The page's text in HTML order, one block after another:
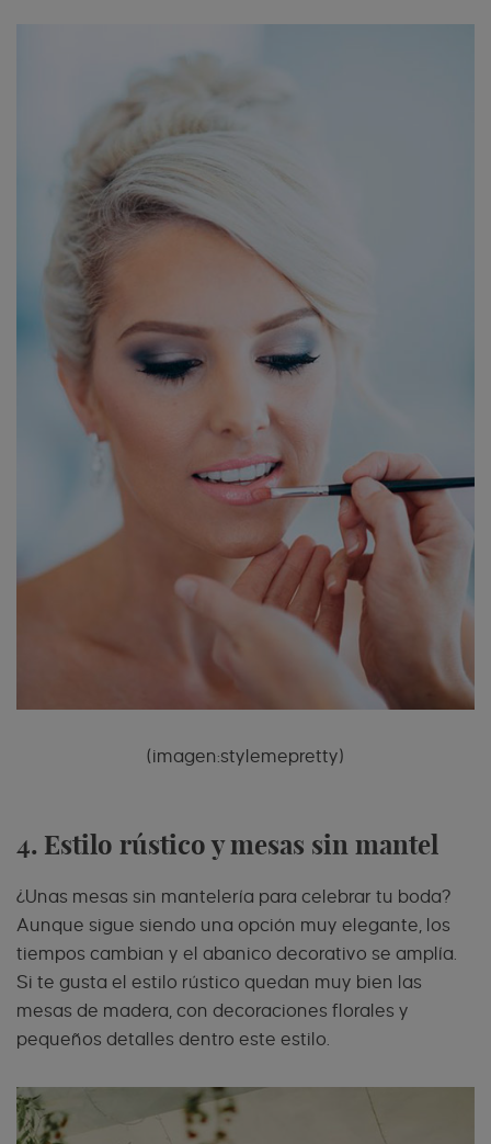
(imagen:stylemepretty)
4. Estilo rústico y mesas sin mantel
¿Unas mesas sin mantelería para celebrar tu boda?
Aunque sigue siendo una opción muy elegante, los
tiempos cambian y el abanico decorativo se amplía.
Si te gusta el estilo rústico quedan muy bien las
mesas de madera, con decoraciones florales y
pequeños detalles dentro este estilo.